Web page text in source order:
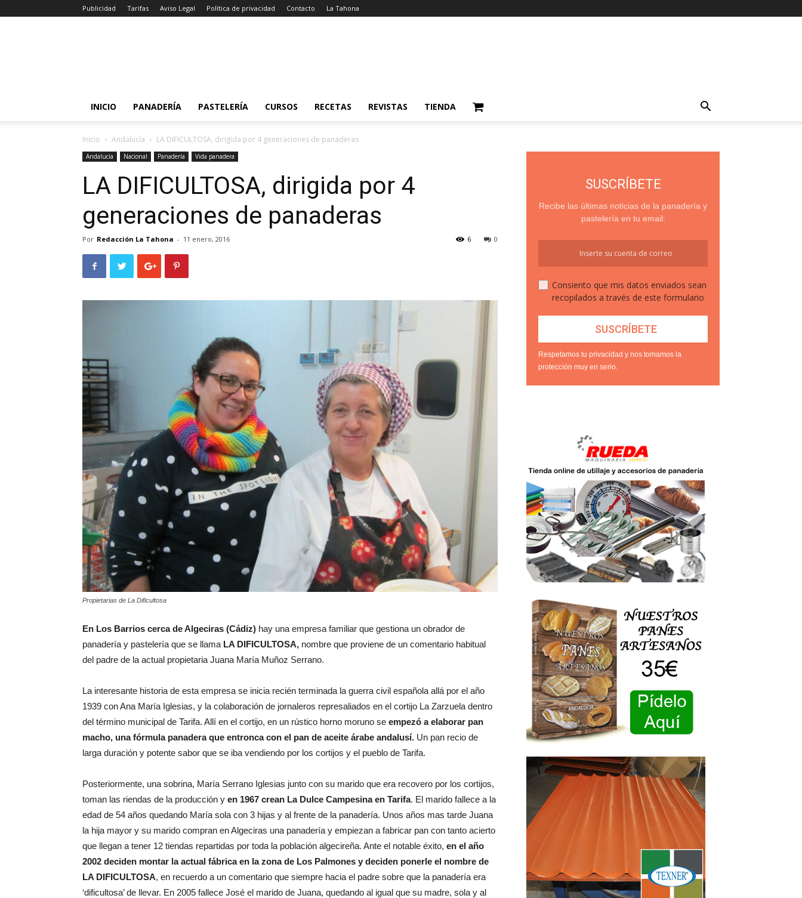
Publicidad Tarifas Aviso Legal Política de privacidad Contacto La Tahona
INICIO PANADERÍA PASTELERÍA CURSOS RECETAS REVISTAS TIENDA
Inicio Andalucía LA DIFICULTOSA, dirigida por 4 generaciones de panaderas
Andalucía Nacional Panadería Vida panadera
LA DIFICULTOSA, dirigida por 4
generaciones de panaderas
Por Redacción La Tahona - 11 enero, 2016 0
6
Propietarias de La Dificultosa
En Los Barrios cerca de Algeciras (Cádiz) hay una empresa familiar que gestiona un obrador de
panadería y pastelería que se llama LA DIFICULTOSA, nombre que proviene de un comentario habitual
del padre de la actual propietaria Juana María Muñoz Serrano.
La interesante historia de esta empresa se inicia recién terminada la guerra civil española allá por el año
1939 con Ana María Iglesias, y la colaboración de jornaleros represaliados en el cortijo La Zarzuela dentro
del término municipal de Tarifa. Allí en el cortijo, en un rústico horno moruno se empezó a elaborar pan
macho, una fórmula panadera que entronca con el pan de aceite árabe andalusí. Un pan recio de
larga duración y potente sabor que se iba vendiendo por los cortijos y el pueblo de Tarifa.
Posteriormente, una sobrina, María Serrano Iglesias junto con su marido que era recovero por los cortijos,
toman las riendas de la producción y en 1967 crean La Dulce Campesina en Tarifa. El marido fallece a la
edad de 54 años quedando María sola con 3 hijas y al frente de la panadería. Unos años mas tarde Juana
la hija mayor y su marido compran en Algeciras una panadería y empiezan a fabricar pan con tanto acierto
que llegan a tener 12 tiendas repartidas por toda la población algecireña. Ante el notable éxito, en el año
2002 deciden montar la actual fábrica en la zona de Los Palmones y deciden ponerle el nombre de
LA DIFICULTOSA, en recuerdo a un comentario que siempre hacia el padre sobre que la panadería era
‘dificultosa’ de llevar. En 2005 fallece José el marido de Juana, quedando al igual que su madre, sola y al
SUSCRÍBETE
Recibe las últimas noticias de la panadería y
pastelería en tu email:
Consiento que mis datos enviados sean
recopilados a través de este formulario
Respetamos tu privacidad y nos tomamos la
protección muy en serio.